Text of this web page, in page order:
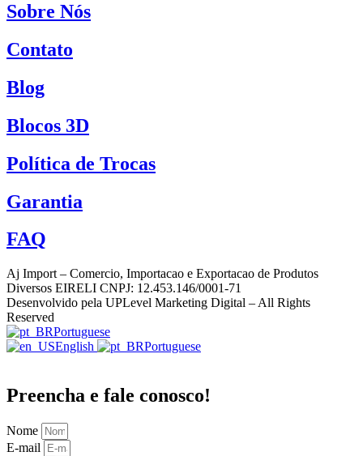
Sobre Nós
Contato
Blog
Blocos 3D
Política de Trocas
Garantia
FAQ
Aj Import – Comercio, Importacao e Exportacao de Produtos
Diversos EIRELI CNPJ: 12.453.146/0001-71
Desenvolvido pela UPLevel Marketing Digital – All Rights
Reserved
Portuguese
English
Portuguese
Preencha e fale conosco!
Nome
E-mail